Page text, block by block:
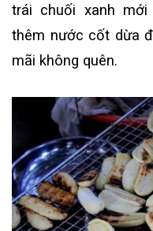
trái chuối xanh
thêm nước cốt dừa
mãi không quên.